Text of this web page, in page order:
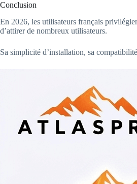
Conclusion
En 2026, les utilisateurs français
d’attirer de nombreux utilisateurs.
Sa simplicité d’installation, sa